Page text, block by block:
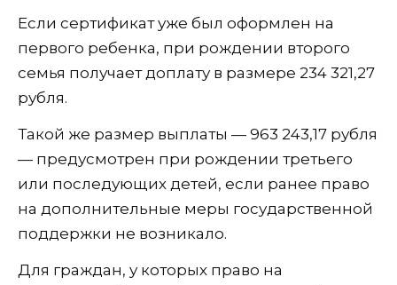
Если сертификат уже был оформлен на
первого ребенка, при рождении второго
семья получает доплату в размере 234 321,27
рубля.
Такой же размер выплаты — 963 243,17 рубля
— предусмотрен при рождении третьего
или последующих детей, если ранее право
на дополнительные меры государственной
поддержки не возникало.
Для граждан, у которых право на